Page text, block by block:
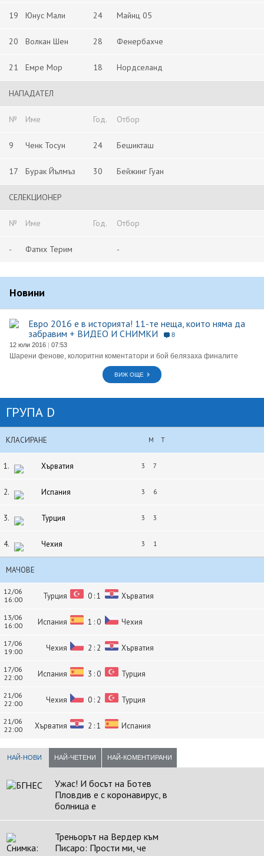
19 Юнус Мали 24 Майнц 05
20 Волкан Шен 28 Фенербахче
21 Емре Мор 18 Нордселанд
НАПАДАТЕЛ
№ Име Год. Отбор
9 Ченк Тосун 24 Бешикташ
17 Бурак Йълмъз 30 Бейжинг Гуан
СЕЛЕКЦИОНЕР
№ Име Год. Отбор
- Фатих Терим -
Новини
Евро 2016 е в историята! 11-те неща, които няма да
забравим + ВИДЕО И СНИМКИ
8
12 юли 2016 | 07:53
Шарени фенове, колоритни коментатори и бой белязаха финалите
ВИЖ ОЩЕ
ГРУПА D
КЛАСИРАНЕ М Т
1. Хърватия 3 7
2. Испания 3 6
3. Турция 3 3
4. Чехия 3 1
МАЧОВЕ
12/06
16:00
Турция 0 : 1 Хърватия
13/06
16:00
Испания 1 : 0 Чехия
17/06
19:00
Чехия 2 : 2 Хърватия
17/06
22:00
Испания 3 : 0 Турция
21/06
22:00
Чехия 0 : 2 Турция
21/06
22:00
Хърватия 2 : 1 Испания
НАЙ-НОВИ НАЙ-ЧЕТЕНИ НАЙ-КОМЕНТИРАНИ
Ужас! И босът на Ботев
Пловдив е с коронавирус, в
болница е
Треньорът на Вердер към
Писаро: Прости ми, че